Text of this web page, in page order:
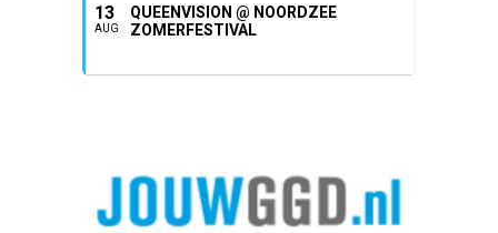
13
AUG
QUEENVISION @ NOORDZEE
ZOMERFESTIVAL